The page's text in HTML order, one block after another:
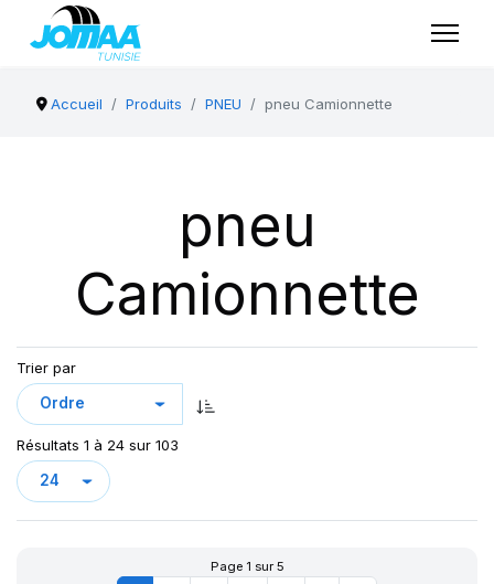
Accueil Produits PNEU pneu Camionnette
pneu
Camionnette
Trier par
Résultats 1 à 24 sur 103
Page 1 sur 5